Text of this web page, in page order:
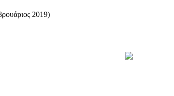
2019)